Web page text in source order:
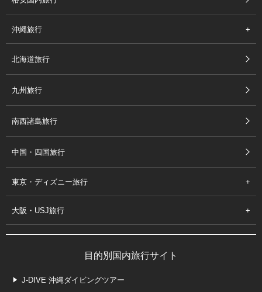
沖縄旅行
北海道旅行
九州旅行
南西諸島旅行
中国・四国旅行
東京・ディズニー旅行
大阪・USJ旅行
目的別国内旅行サイト
J-DIVE 沖縄ダイビングツアー